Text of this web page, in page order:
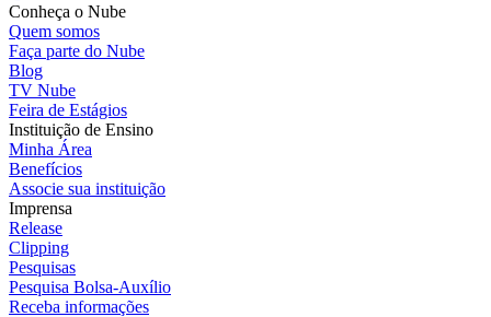
Conheça o Nube
Quem somos
Faça parte do Nube
Blog
TV Nube
Feira de Estágios
Instituição de Ensino
Minha Área
Benefícios
Associe sua instituição
Imprensa
Release
Clipping
Pesquisas
Pesquisa Bolsa-Auxílio
Receba informações